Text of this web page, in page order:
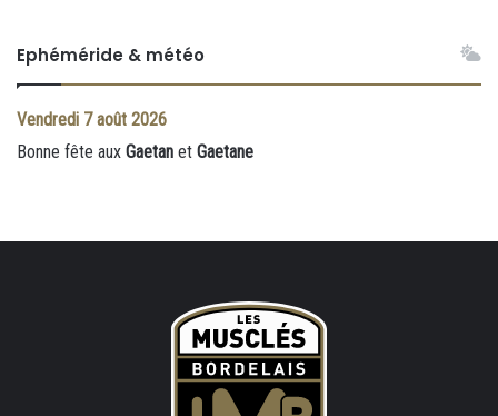
Ephéméride & météo
Vendredi 7 août 2026
Bonne fête aux Gaetan et Gaetane